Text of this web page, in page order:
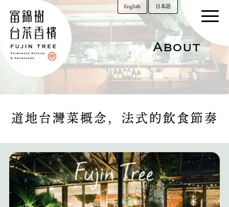
日本語
English
About
道地台灣菜概念，法式的飲食節奏